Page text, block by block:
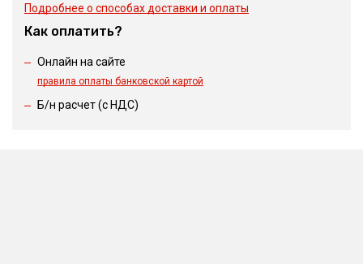
Подробнее о способах доставки и оплаты
Как оплатить?
Онлайн на сайте
правила оплаты банковской картой
Б/н расчет (c НДС)